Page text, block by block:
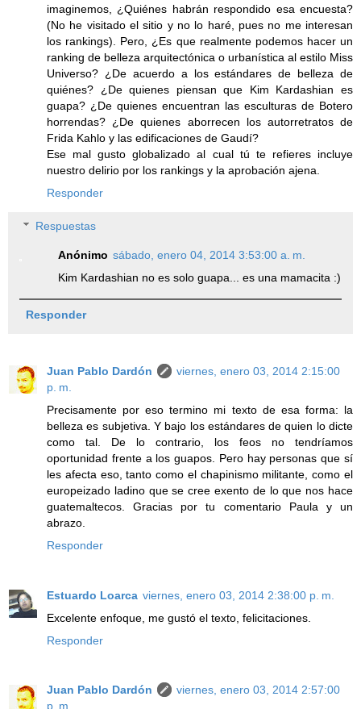
imaginemos, ¿Quiénes habrán respondido esa encuesta?
(No he visitado el sitio y no lo haré, pues no me interesan
los rankings). Pero, ¿Es que realmente podemos hacer un
ranking de belleza arquitectónica o urbanística al estilo Miss
Universo? ¿De acuerdo a los estándares de belleza de
quiénes? ¿De quienes piensan que Kim Kardashian es
guapa? ¿De quienes encuentran las esculturas de Botero
horrendas? ¿De quienes aborrecen los autorretratos de
Frida Kahlo y las edificaciones de Gaudí?
Ese mal gusto globalizado al cual tú te refieres incluye
nuestro delirio por los rankings y la aprobación ajena.
Responder
Respuestas
Anónimo sábado, enero 04, 2014 3:53:00 a. m.
Kim Kardashian no es solo guapa... es una mamacita :)
Responder
Juan Pablo Dardón
viernes, enero 03, 2014 2:15:00
p. m.
Precisamente por eso termino mi texto de esa forma: la
belleza es subjetiva. Y bajo los estándares de quien lo dicte
como tal. De lo contrario, los feos no tendríamos
oportunidad frente a los guapos. Pero hay personas que sí
les afecta eso, tanto como el chapinismo militante, como el
europeizado ladino que se cree exento de lo que nos hace
guatemaltecos. Gracias por tu comentario Paula y un
abrazo.
Responder
Estuardo Loarca viernes, enero 03, 2014 2:38:00 p. m.
Excelente enfoque, me gustó el texto, felicitaciones.
Responder
Juan Pablo Dardón
viernes, enero 03, 2014 2:57:00
p. m.